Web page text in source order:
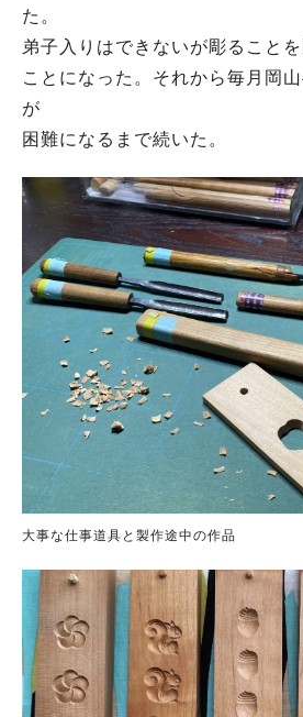
た。
弟子入りはできないが彫ること
ことになった。それから毎月岡
が
困難になるまで続いた。
大事な仕事道具と製作途中の作品